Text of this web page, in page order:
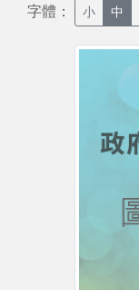
字體： 小 中